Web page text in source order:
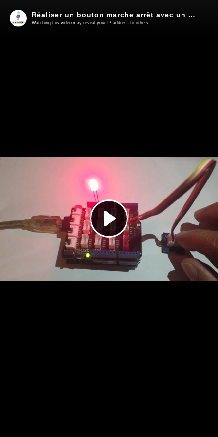
Play
Video
Réaliser un bouton marche arrêt avec un bouton poussoir
Watching this video may reveal your IP address to others.